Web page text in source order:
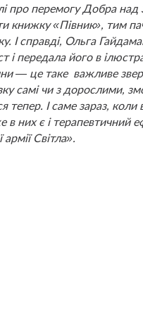
про перемогу Добра
книжку «Півник», тим
І справді, Ольга
і передала його в
— це таке важливе
самі чи з дорослими,
тепер. І саме зараз, коли
в них є і
Світла».